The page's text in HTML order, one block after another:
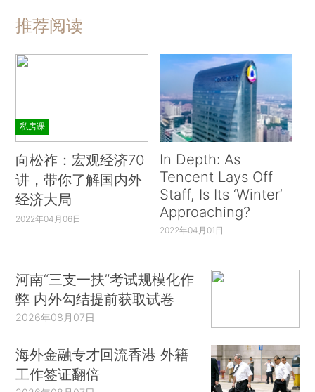
推荐阅读
私房课
向松祚：宏观经济70
讲，带你了解国内外
经济大局
2022年04月06日
In Depth: As
Tencent Lays Off
Staff, Is Its ‘Winter’
Approaching?
2022年04月01日
河南“三支一扶”考试规模化作
弊 内外勾结提前获取试卷
2026年08月07日
海外金融专才回流香港 外籍
工作签证翻倍